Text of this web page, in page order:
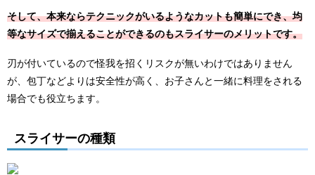
そして、本来ならテクニックがいるようなカットも簡単にでき、均
等なサイズで揃えることができるのもスライサーのメリットです。
刃が付いているので怪我を招くリスクが無いわけではありません
が、包丁などよりは安全性が高く、お子さんと一緒に料理をされる
場合でも役立ちます。
スライサーの種類